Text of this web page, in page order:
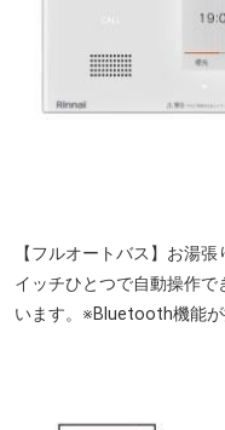
【フルオートバス】お湯
イッチひとつで自動操作
います。※Bluetooth機能が